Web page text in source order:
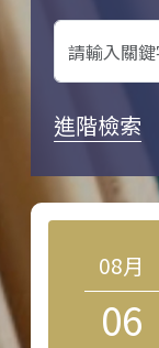
進階檢索
08月
06